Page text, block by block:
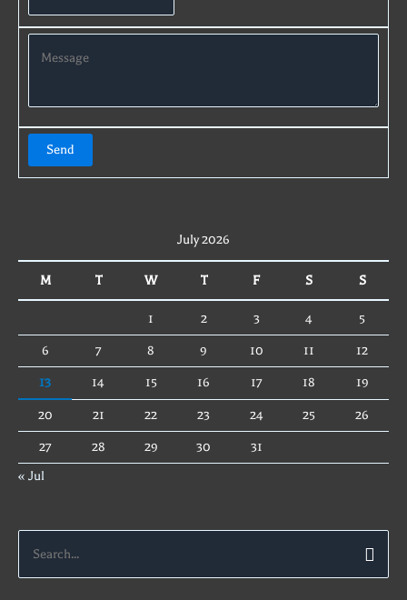
Send
July 2026
M T W T F S S
1 2 3 4 5
6 7 8 9 10 11 12
13 14 15 16 17 18 19
20 21 22 23 24 25 26
27 28 29 30
31
« Jul
Search
for: